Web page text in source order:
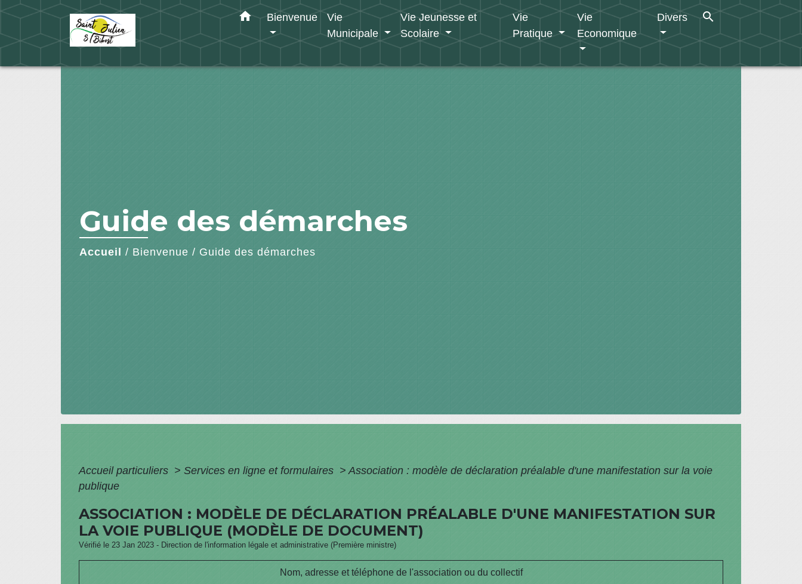
home Bienvenue
Vie
Municipale
Vie Jeunesse et
Scolaire
Vie
Pratique
Vie
Economique
Divers search
Guide des démarches
Accueil / Bienvenue / Guide des démarches
Accueil particuliers > Services en ligne et formulaires > Association : modèle de déclaration préalable d'une manifestation sur la voie
publique
ASSOCIATION : MODÈLE DE DÉCLARATION PRÉALABLE D'UNE MANIFESTATION SUR
LA VOIE PUBLIQUE (MODÈLE DE DOCUMENT)
Vérifié le 23 Jan 2023 - Direction de l'information légale et administrative (Première ministre)
Nom, adresse et téléphone de l'association ou du collectif